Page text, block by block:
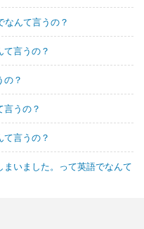
なんて言うの？
言うの？
の？
うの？
言うの？
いました。って英語でなんて